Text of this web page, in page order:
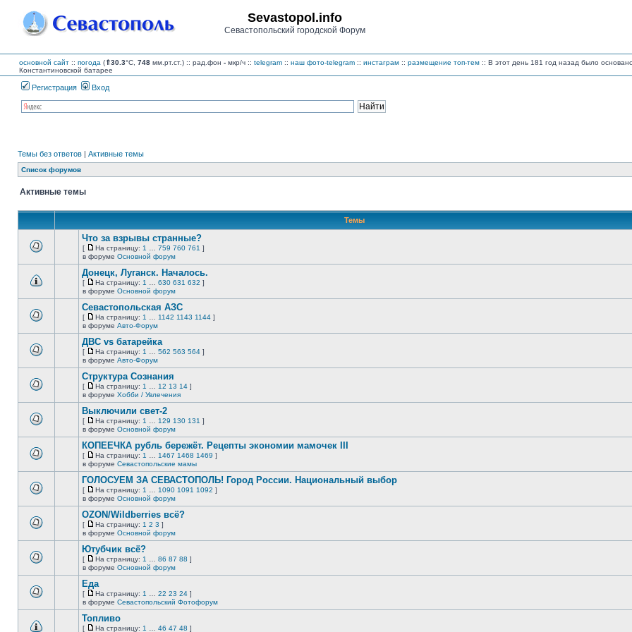
Sevastopol.info
Севастопольский городской Форум
основной сайт :: погода (⇑30.3°C, 748 мм.рт.ст.) :: рад.фон - мкр/ч :: telegram :: наш фото-telegram :: инстаграм :: размещение топ-тем :: В этот день 181 год назад было
Константиновской батарее
Регистрация Вход
Темы без ответов | Активные темы
Список форумов
Активные темы
Темы
этой
непрочитанных
сообщений.
Что за взрывы странные?
[
На
страницу
На страницу: 1 759 760 761 ]
в форуме Основной форум
этой
непрочитанных
сообщений.
Донецк, Луганск. Началось.
[
На
страницу
На страницу: 1 630 631 632 ]
в форуме Основной форум
этой
непрочитанных
сообщений.
Севастопольская АЗС
[
На
страницу
На страницу: 1 1142 1143 1144 ]
в форуме Авто-Форум
этой
непрочитанных
сообщений.
ДВС vs батарейка
[
На
страницу
На страницу: 1 562 563 564 ]
в форуме Авто-Форум
этой
непрочитанных
сообщений.
Структура Сознания
[
На
страницу
На страницу: 1 12 13 14 ]
в форуме Хобби / Увлечения
этой
непрочитанных
сообщений.
Выключили свет-2
[
На
страницу
На страницу: 1 129 130 131 ]
в форуме Основной форум
этой
непрочитанных
сообщений.
КОПЕЕЧКА рубль бережёт. Рецепты экономии мамочек III
[
На
страницу
На страницу: 1 1467 1468 1469 ]
в форуме Севастопольские мамы
этой
непрочитанных
сообщений.
ГОЛОСУЕМ ЗА СЕВАСТОПОЛЬ! Город России. Национальный выбор
[
На
страницу
На страницу: 1 1090 1091 1092 ]
в форуме Основной форум
этой
непрочитанных
сообщений.
OZON/Wildberries всё?
[
На
страницу
На страницу: 1 2 3 ]
в форуме Основной форум
этой
непрочитанных
сообщений.
Ютубчик всё?
[
На
страницу
На страницу: 1 86 87 88 ]
в форуме Основной форум
этой
Еда
[
На
страницу
На страницу: 1 22 23 24 ]
в форуме Севастопольский Фотофорум
Топливо
[
На страницу: 1 46 47 48 ]